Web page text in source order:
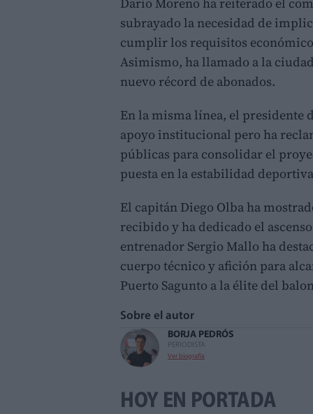
subrayado la necesidad de
cumplir los requisitos
Asimismo, ha llamado a la
nuevo récord de abonados.
En la misma línea, el presidente
apoyo institucional pero ha
públicas para consolidar el
puesta en la estabilidad
El capitán Diego Olba ha
recibido y ha dedicado el
entrenador Sergio Mallo ha
cuerpo técnico y afición para
Puerto Sagunto a la élite del
Sobre el autor
BORJA PEDRÓS
PERIODISTA
Ver biografía
HOY EN PORTADA